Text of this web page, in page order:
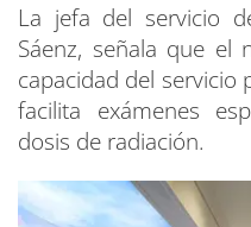
La jefa del servicio
Sáenz, señala que el
capacidad del servicio
facilita exámenes
dosis de radiación.